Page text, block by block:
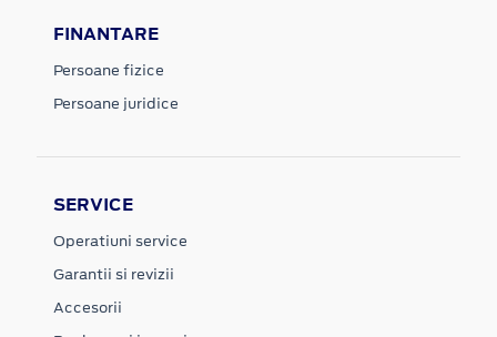
FINANTARE
Persoane fizice
Persoane juridice
SERVICE
Operatiuni service
Garantii si revizii
Accesorii